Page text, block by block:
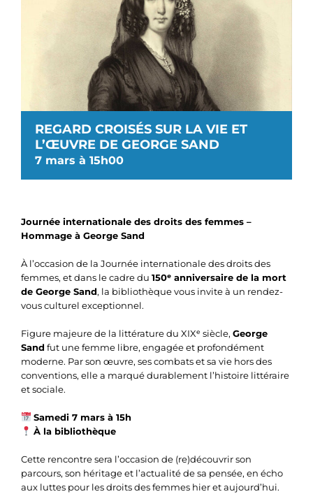
REGARD CROISÉS SUR LA VIE ET
L’ŒUVRE DE GEORGE SAND
7 mars à 15h00
Journée internationale des droits des femmes –
Hommage à George Sand
À l’occasion de la Journée internationale des droits des
femmes, et dans le cadre du 150ᵉ anniversaire de la mort
de George Sand, la bibliothèque vous invite à un rendez-
vous culturel exceptionnel.
Figure majeure de la littérature du XIXᵉ siècle, George
Sand fut une femme libre, engagée et profondément
moderne. Par son œuvre, ses combats et sa vie hors des
conventions, elle a marqué durablement l’histoire littéraire
et sociale.
Samedi 7 mars à 15h
À la bibliothèque
Cette rencontre sera l’occasion de (re)découvrir son
parcours, son héritage et l’actualité de sa pensée, en écho
aux luttes pour les droits des femmes hier et aujourd’hui.